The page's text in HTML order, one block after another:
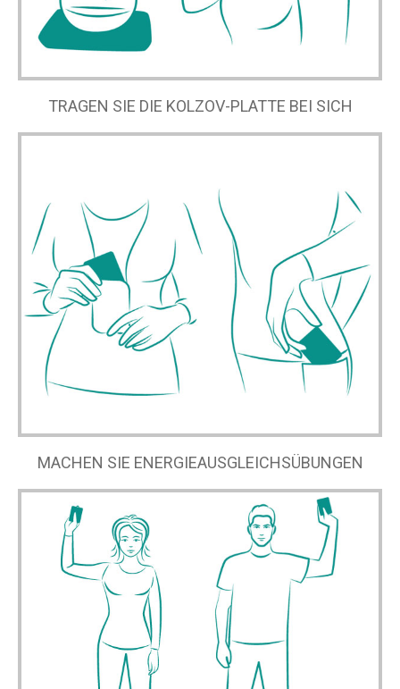
TRAGEN SIE DIE KOLZOV-PLATTE BEI SICH
MACHEN SIE ENERGIEAUSGLEICHSÜBUNGEN